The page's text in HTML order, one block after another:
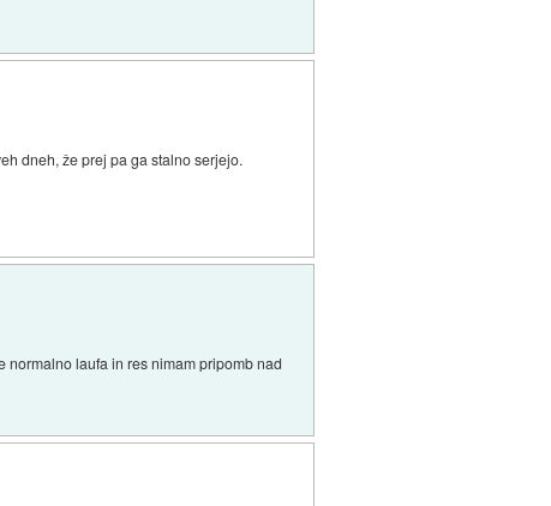
dneh, že prej pa ga stalno serjejo.
normalno laufa in res nimam pripomb nad